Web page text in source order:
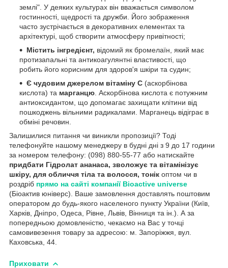
землі". У деяких культурах він вважається символом
гостинності, щедрості та дружби. Його зображення
часто зустрічається в декоративних елементах та
архітектурі, щоб створити атмосферу привітності;
Містить інгредієнт, відомий як бромелаїн, який має
протизапальні та антикоагулянтні властивості, що
робить його корисним для здоров'я шкіри та судин;
Є чудовим джерелом вітаміну C (аскорбінова
кислота) та марганцю . Аскорбінова кислота є потужним
антиоксидантом, що допомагає захищати клітини від
пошкоджень вільними радикалами. Марганець відіграє в
обміні речовин.
Залишилися питання чи виникли пропозиції? Тоді
телефонуйте нашому менеджеру в будні дні з 9 до 17 години
за номером телефону: (098) 880-55-77 або натискайте
придбати Гідролат ананаса, зволожує та вітамінізує
шкіру, для обличчя тіла та волосся, тонік оптом чи в
роздріб прямо на сайті компанії Bioactive universe
(Біоактив юніверс). Ваше замовлення доставлять поштовим
оператором до будь-якого населеного пункту України (Київ,
Харків, Дніпро, Одеса, Рівне, Львів, Вінниця та ін.). А за
попередньою домовленістю, чекаємо на Вас у точці
самовивезення товару за адресою: м. Запоріжжя, вул.
Каховська, 44.
Приховати